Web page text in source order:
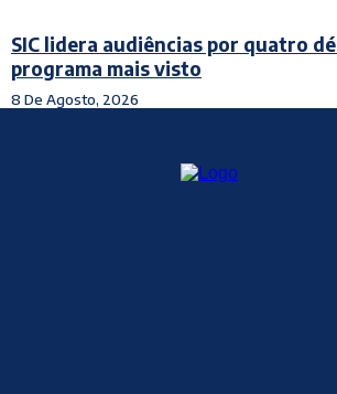
SIC lidera audiências por quatro
programa mais visto
8 De Agosto, 2026